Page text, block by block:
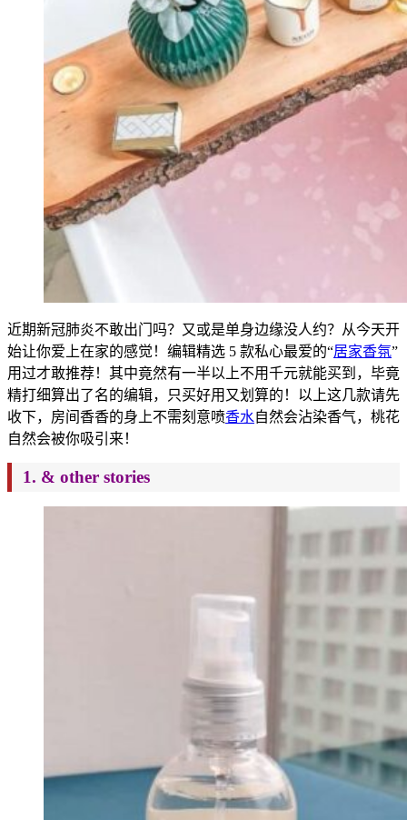
近期新冠肺炎不敢出门吗？又或是单身边缘没人约？从今天开
始让你爱上在家的感觉！编辑精选 5 款私心最爱的“居家香氛”
用过才敢推荐！其中竟然有一半以上不用千元就能买到，毕竟
精打细算出了名的编辑，
只买好用又划算的！以上这几款请先
收下，房间香香的身上不需刻意喷香水自然会沾染香气，桃花
自然会被你吸引来！
1. & other stories